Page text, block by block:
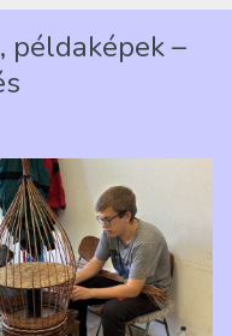
példaképek –